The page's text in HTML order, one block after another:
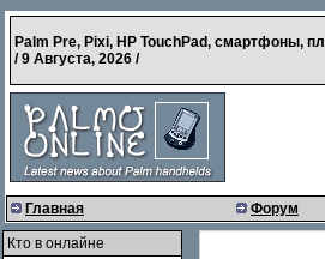
Palm Pre, Pixi, HP TouchPad, смартфоны,
/9 Августа, 2026 /
Главная Форум
Кто в онлайне